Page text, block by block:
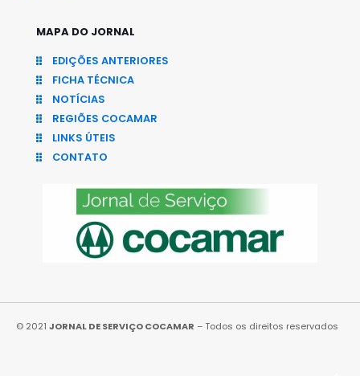
MAPA DO JORNAL
EDIÇÕES ANTERIORES
FICHA TÉCNICA
NOTÍCIAS
REGIÕES COCAMAR
LINKS ÚTEIS
CONTATO
© 2021 JORNAL DE SERVIÇO COCAMAR – Todos os direitos reservados